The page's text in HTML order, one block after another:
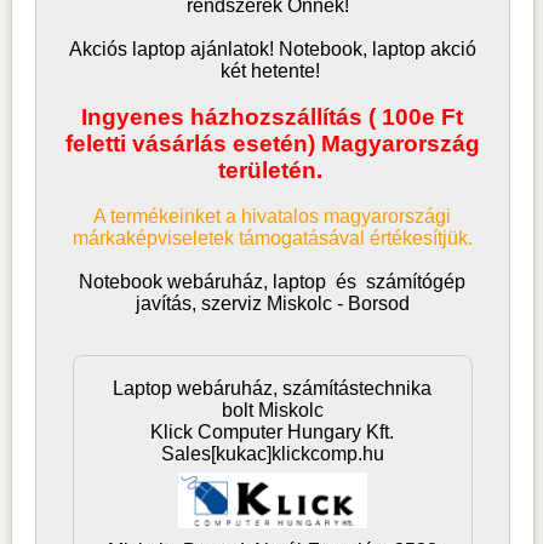
rendszerek Önnek!
Akciós laptop ajánlatok! Notebook, laptop akció
két hetente!
Ingyenes házhozszállítás ( 100e Ft
feletti vásárlás esetén) Magyarország
területén.
A termékeinket a hivatalos magyarországi
márkaképviseletek támogatásával értékesítjük.
Notebook webáruház, laptop ésszámítógép
javítás, szerviz Miskolc - Borsod
Laptop webáruház, számítástechnika
bolt Miskolc
Klick Computer Hungary Kft.
Sales[kukac]klickcomp.hu